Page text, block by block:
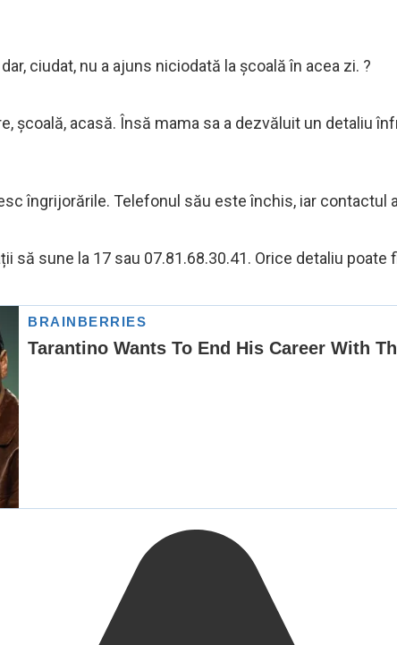
ciudat, nu a ajuns niciodată la școală în acea zi. ?
școală, acasă. Însă mama sa a dezvăluit un detaliu
îngrijorările. Telefonul său este închis, iar contactul
sune la 17 sau 07.81.68.30.41. Orice detaliu poate